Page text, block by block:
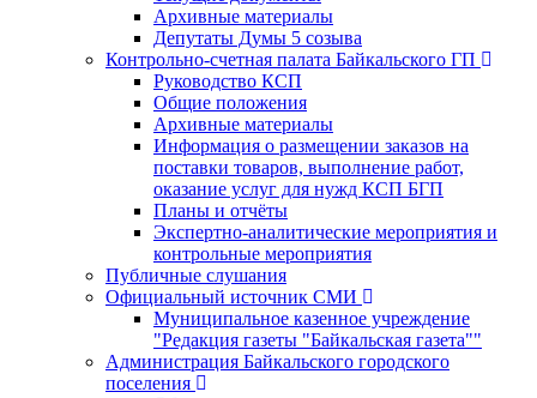
Архивные материалы
Депутаты Думы 5 созыва
Контрольно-счетная палата Байкальского ГП
Руководство КСП
Общие положения
Архивные материалы
Информация о размещении заказов на
поставки товаров, выполнение работ,
оказание услуг для нужд КСП БГП
Планы и отчёты
Экспертно-аналитические мероприятия и
контрольные мероприятия
Публичные слушания
Официальный источник СМИ
Муниципальное казенное учреждение
"Редакция газеты "Байкальская газета""
Администрация Байкальского городского
поселения